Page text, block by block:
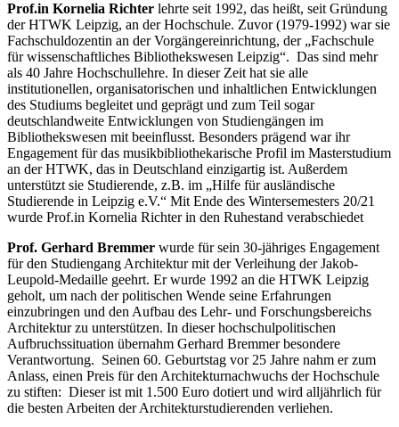
Prof.in Kornelia Richter lehrte seit 1992, das heißt, seit Gründung
der HTWK Leipzig, an der Hochschule. Zuvor (1979-1992) war sie
Fachschuldozentin an der Vorgängereinrichtung, der „Fachschule
für wissenschaftliches Bibliothekswesen Leipzig“. Das sind mehr
als 40 Jahre Hochschullehre. In dieser Zeit hat sie alle
institutionellen, organisatorischen und inhaltlichen Entwicklungen
des Studiums begleitet und geprägt und zum Teil sogar
deutschlandweite Entwicklungen von Studiengängen im
Bibliothekswesen mit beeinflusst. Besonders prägend war ihr
Engagement für das musikbibliothekarische Profil im Masterstudium
an der HTWK, das in Deutschland einzigartig ist. Außerdem
unterstützt sie Studierende, z.B. im „Hilfe für ausländische
Studierende in Leipzig e.V.“ Mit Ende des Wintersemesters 20/21
wurde Prof.in Kornelia Richter in den Ruhestand verabschiedet
Prof. Gerhard Bremmer wurde für sein 30-jähriges Engagement
für den Studiengang Architektur mit der Verleihung der Jakob-
Leupold-Medaille geehrt. Er wurde 1992 an die HTWK Leipzig
geholt, um nach der politischen Wende seine Erfahrungen
einzubringen und den Aufbau des Lehr- und Forschungsbereichs
Architektur zu unterstützen. In dieser hochschulpolitischen
Aufbruchssituation übernahm Gerhard Bremmer besondere
Verantwortung. Seinen 60. Geburtstag vor 25 Jahre nahm er zum
Anlass, einen Preis für den Architekturnachwuchs der Hochschule
zu stiften: Dieser ist mit 1.500 Euro dotiert und wird alljährlich für
die besten Arbeiten der Architekturstudierenden verliehen.